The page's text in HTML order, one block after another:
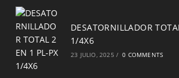
DESATORNILLADOR
1/4X6
23 JULIO, 2025 / 0 COMMENTS